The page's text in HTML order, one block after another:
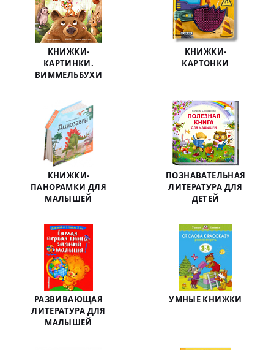
КНИЖКИ-
КАРТИНКИ.
ВИММЕЛЬБУХИ
КНИЖКИ-
КАРТОНКИ
КНИЖКИ-
ПАНОРАМКИ ДЛЯ
МАЛЫШЕЙ
ПОЗНАВАТЕЛЬНАЯ
ЛИТЕРАТУРА ДЛЯ
ДЕТЕЙ
РАЗВИВАЮЩАЯ
ЛИТЕРАТУРА ДЛЯ
МАЛЫШЕЙ
УМНЫЕ КНИЖКИ